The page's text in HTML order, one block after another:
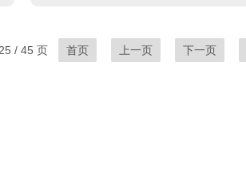
/ 45 页 首页 上一页 下一页